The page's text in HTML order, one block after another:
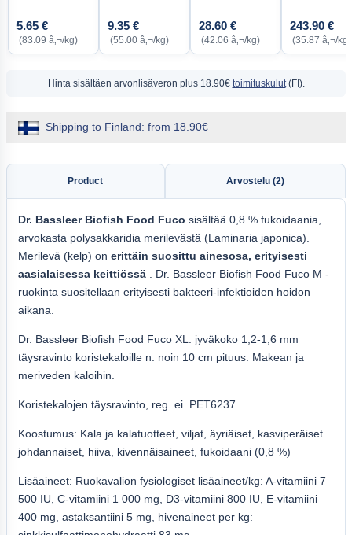
5.65 €
(83.09 â‚¬/kg)
9.35 €
(55.00 â‚¬/kg)
28.60 €
(42.06 â‚¬/kg)
243.90 €
(35.87 â‚¬/
Hinta sisältäen arvonlisäveron plus 18.90€ toimituskulut(FI).
Shipping to Finland: from 18.90€
Product Arvostelu (2)
Dr. Bassleer Biofish Food Fuco sisältää 0,8 % fukoidaania,
arvokasta polysakkaridia merilevästä (Laminaria japonica).
Merilevä (kelp) on erittäin suosittu ainesosa, erityisesti
aasialaisessa keittiössä . Dr. Bassleer Biofish Food Fuco M -
ruokinta suositellaan erityisesti bakteeri-infektioiden hoidon
aikana.
Dr. Bassleer Biofish Food Fuco XL: jyväkoko 1,2-1,6 mm
täysravinto koristekaloille n. noin 10 cm pituus. Makean ja
meriveden kaloihin.
Koristekalojen täysravinto, reg. ei. PET6237
Koostumus: Kala ja kalatuotteet, viljat, äyriäiset, kasviperäiset
johdannaiset, hiiva, kivennäisaineet, fukoidaani (0,8 %)
Lisäaineet: Ruokavalion fysiologiset lisäaineet/kg: A-vitamiini 7
500 IU, C-vitamiini 1 000 mg, D3-vitamiini 800 IU, E-vitamiini
400 mg, astaksantiini 5 mg, hivenaineet per kg: